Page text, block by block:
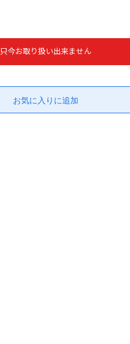
只今お取り扱い出来ません